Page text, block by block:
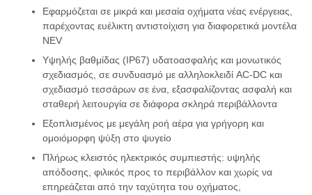
Εφαρμόζεται σε μικρά και μεσαία οχήματα νέας ενέργειας,
παρέχοντας ευέλικτη αντιστοίχιση για διαφορετικά μοντέλα
NEV
Υψηλής βαθμίδας (IP67) υδατοασφαλής και μονωτικός
σχεδιασμός, σε συνδυασμό με αλληλοκλειδί AC-DC και
σχεδιασμό τεσσάρων σε ένα, εξασφαλίζοντας ασφαλή και
σταθερή λειτουργία σε διάφορα σκληρά περιβάλλοντα
Εξοπλισμένος με μεγάλη ροή αέρα για γρήγορη και
ομοιόμορφη ψύξη στο ψυγείο
Πλήρως κλειστός ηλεκτρικός συμπιεστής: υψηλής
απόδοσης, φιλικός προς το περιβάλλον και χωρίς να
επηρεάζεται από την ταχύτητα του οχήματος,